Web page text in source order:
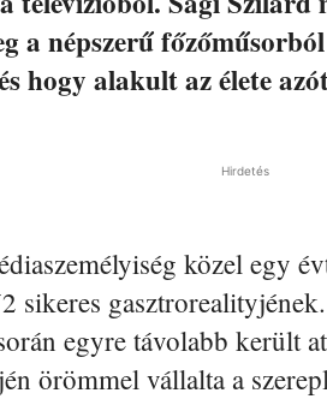
a népszerű
hogy alakult az élete
Hirdetés
közel egy
sikeres
egyre távolabb került
örömmel vállalta a